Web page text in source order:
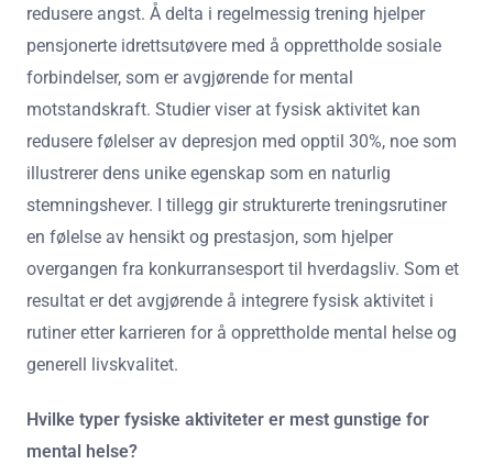
redusere angst. Å delta i regelmessig trening hjelper
pensjonerte idrettsutøvere med å opprettholde sosiale
forbindelser, som er avgjørende for mental
motstandskraft. Studier viser at fysisk aktivitet kan
redusere følelser av depresjon med opptil 30%, noe som
illustrerer dens unike egenskap som en naturlig
stemningshever. I tillegg gir strukturerte treningsrutiner
en følelse av hensikt og prestasjon, som hjelper
overgangen fra konkurransesport til hverdagsliv. Som et
resultat er det avgjørende å integrere fysisk aktivitet i
rutiner etter karrieren for å opprettholde mental helse og
generell livskvalitet.
Hvilke typer fysiske aktiviteter er mest gunstige for
mental helse?